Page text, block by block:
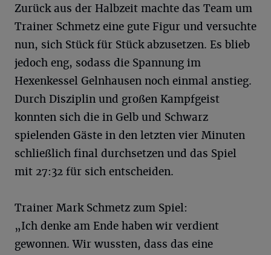
Zurück aus der Halbzeit machte das Team um
Trainer Schmetz eine gute Figur und versuchte
nun, sich Stück für Stück abzusetzen. Es blieb
jedoch eng, sodass die Spannung im
Hexenkessel Gelnhausen noch einmal anstieg.
Durch Disziplin und großen Kampfgeist
konnten sich die in Gelb und Schwarz
spielenden Gäste in den letzten vier Minuten
schließlich final durchsetzen und das Spiel
mit 27:32 für sich entscheiden.
Trainer Mark Schmetz zum Spiel:
„Ich denke am Ende haben wir verdient
gewonnen. Wir wussten, dass das eine